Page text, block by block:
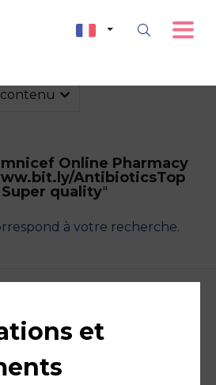
contenu
Online Pharmacy
AntibioticsTop
Super quality"
à votre recherche.
et